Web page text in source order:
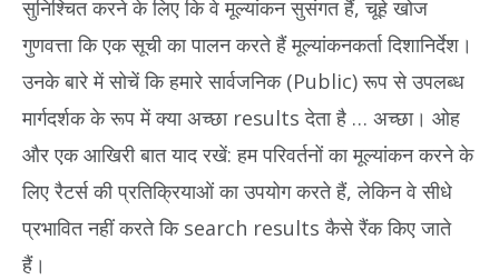
सुनिश्चित करने के लिए कि वे मूल्यांकन सुसंगत हैं, चूहे खोज
गुणवत्ता कि एक सूची का पालन करते हैं मूल्यांकनकर्ता दिशानिर्देश।
उनके बारे में सोचें कि हमारे सार्वजनिक (Public) रूप से उपलब्ध
मार्गदर्शक के रूप में क्या अच्छा results देता है … अच्छा। ओह
और एक आखिरी बात याद रखें: हम परिवर्तनों का मूल्यांकन करने के
लिए रैटर्स की प्रतिक्रियाओं का उपयोग करते हैं, लेकिन वे सीधे
प्रभावित नहीं करते कि search results कैसे रैंक किए जाते
हैं।